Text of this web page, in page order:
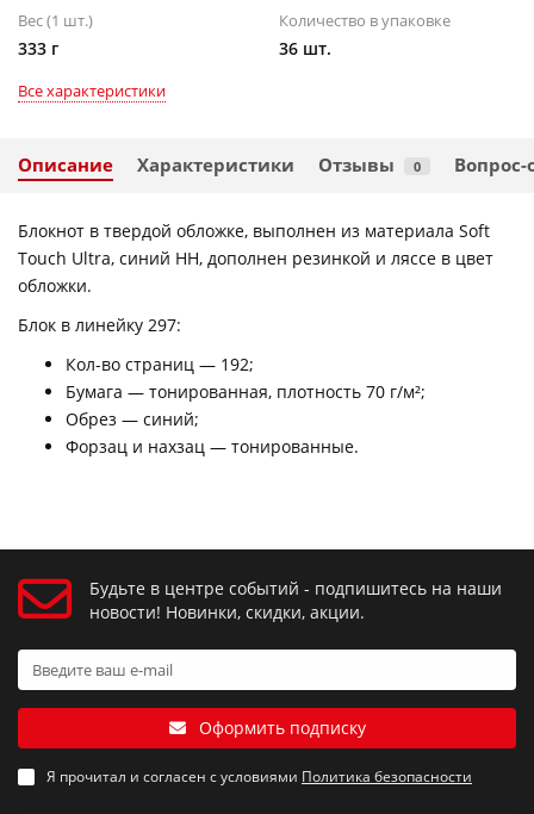
Вес (1 шт.)
333 г
Количество в упаковке
36 шт.
Все характеристики
Описание Характеристики Отзывы 0 Вопрос-
Блокнот в твердой обложке, выполнен из материала Soft
Touch Ultra, синий НН, дополнен резинкой и ляссе в цвет
обложки.
Блок в линейку 297:
Кол-во страниц — 192;
Бумага — тонированная, плотность 70 г/м²;
Обрез — синий;
Форзац и нахзац — тонированные.
Будьте в центре событий - подпишитесь на наши
новости! Новинки, скидки, акции.
Оформить подписку
Я прочитал и согласен с условиями Политика безопасности